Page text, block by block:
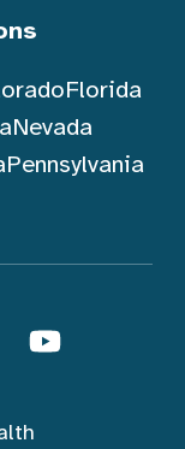
Florida
Nevada
Pennsylvania
YouTube